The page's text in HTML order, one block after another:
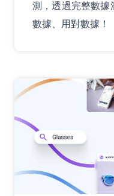
測，透過完整數據
數據、用對數據！